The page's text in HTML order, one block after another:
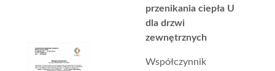
przenikania ciepła U
dla drzwi
zewnętrznych
Współczynnik